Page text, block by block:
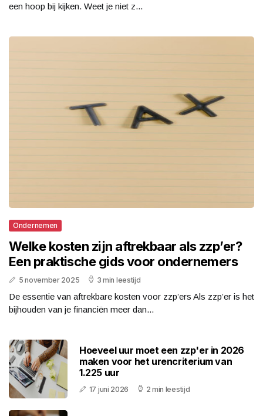
een hoop bij kijken. Weet je niet z...
Ondernemen
Welke kosten zijn aftrekbaar als zzp’er?
Een praktische gids voor ondernemers
5 november 2025 3 min leestijd
De essentie van aftrekbare kosten voor zzp’ers Als zzp’er is het
bijhouden van je financiën meer dan...
Hoeveel uur moet een zzp'er in 2026
maken voor het urencriterium van
1.225 uur
17 juni 2026 2 min leestijd